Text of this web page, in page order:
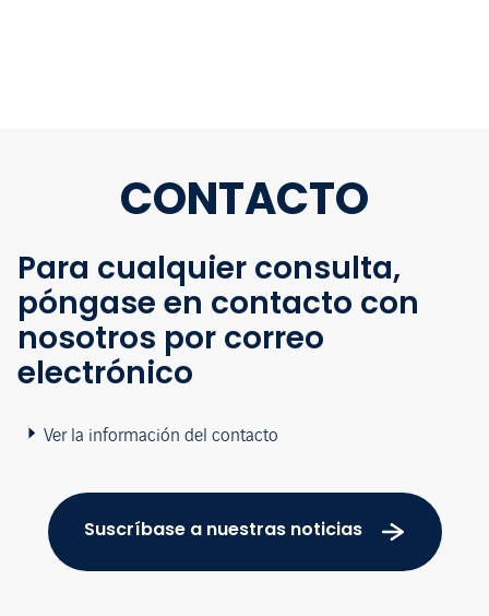
CONTACTO
Para cualquier consulta,
póngase en contacto con
nosotros por correo
electrónico
Ver la información del contacto
Suscríbase a nuestras noticias